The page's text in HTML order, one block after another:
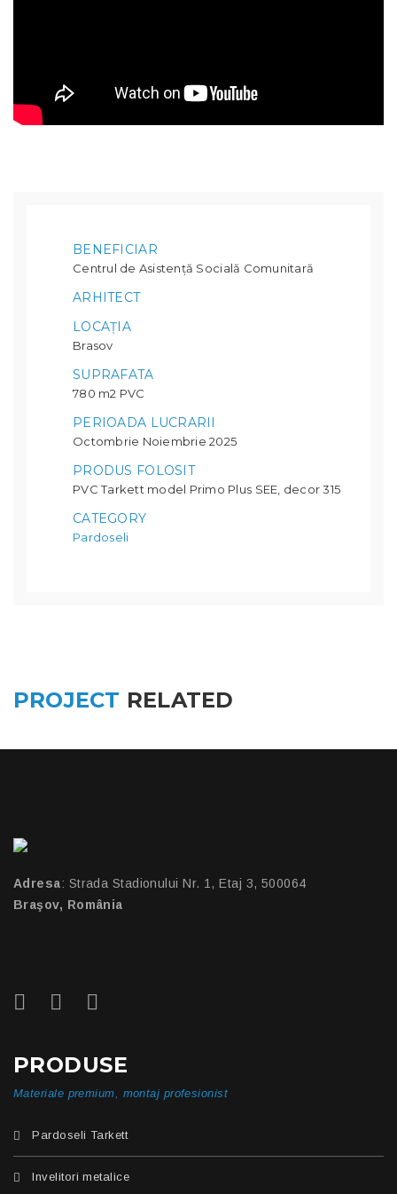
BENEFICIAR
Centrul de Asistență Socială Comunitară
ARHITECT
LOCAȚIA
Brasov
SUPRAFATA
780 m2 PVC
PERIOADA LUCRARII
Octombrie Noiembrie 2025
PRODUS FOLOSIT
PVC Tarkett model Primo Plus SEE, decor 315
CATEGORY
Pardoseli
PROJECT RELATED
Adresa: Strada Stadionului Nr. 1, Etaj 3, 500064
Braşov, România
PRODUSE
Materiale premium, montaj profesionist
Pardoseli Tarkett
Invelitori metalice